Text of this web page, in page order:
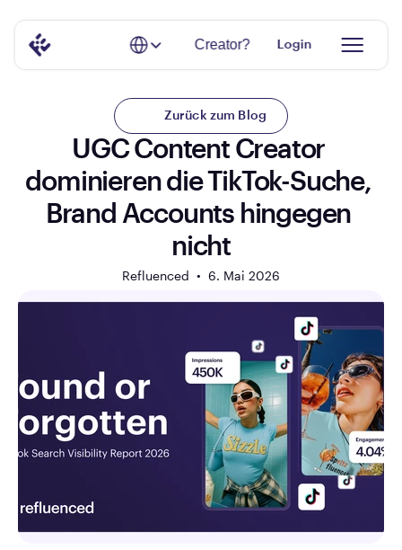
Zurück zum Blog
UGC Content Creator
dominieren die TikTok-Suche,
Brand Accounts hingegen
nicht
Refluenced  • 6. Mai 2026
Select Language
Login
Creator?